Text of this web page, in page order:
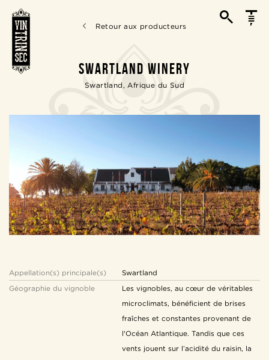
Retour aux producteurs
SWARTLAND WINERY
Swartland, Afrique du Sud
Appellation(s) principale(s)
Swartland
Géographie du vignoble
Les vignobles, au cœur de véritables
microclimats, bénéficient de brises
fraîches et constantes provenant de
l'Océan Atlantique. Tandis que ces
vents jouent sur l’acidité du raisin, la